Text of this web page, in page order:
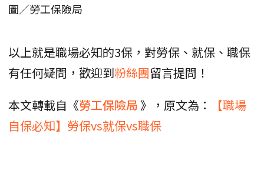
圖／勞工保險局
以上就是職場必知的3保，對勞保、就保、職保
有任何疑問，歡迎到粉絲團留言提問！
本文轉載自《勞工保險局 》，原文為：
【職場
自保必知】勞保vs就保vs職保